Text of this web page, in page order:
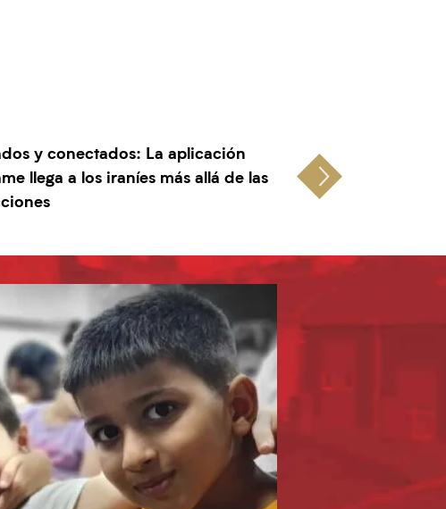
y conectados: La aplicación
llega a los iraníes más allá de las